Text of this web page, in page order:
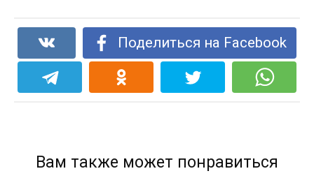
Поделиться на Facebook
Вам также может понравиться